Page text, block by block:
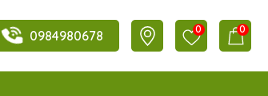
0984980678 0 0